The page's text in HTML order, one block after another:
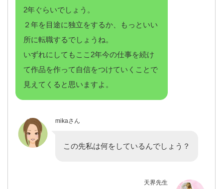
2年ぐらいでしょう。
２年を目途に独立をするか、もっといい
所に転職するでしょうね。
いずれにしてもここ2年今の仕事を続け
て作品を作って自信をつけていくことで
見えてくると思いますよ。
mikaさん
この先私は何をしているんでしょう？
天界先生